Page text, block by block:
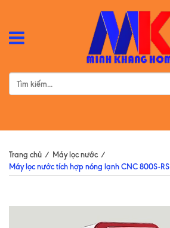
Trang chủ / Máy lọc nước /
Máy lọc nước tích hợp nóng lạnh CNC 800S-RS